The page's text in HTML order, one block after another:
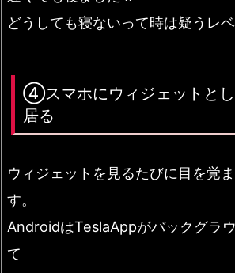
どうしても寝ないって時は疑うレベ
④スマホにウィジェットと
居る
ウィジェットを見るたびに目を覚
す。
AndroidはTeslaAppがバックグラ
て